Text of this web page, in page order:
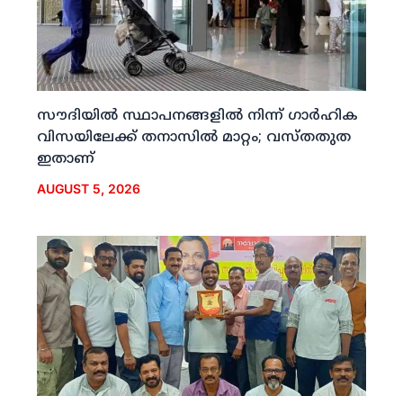
സൗദിയില്‍ സ്ഥാപനങ്ങളില്‍ നിന്ന് ഗാര്‍ഹിക
വിസയിലേക്ക് തനാസില്‍ മാറ്റം; വസ്തതുത
ഇതാണ്
AUGUST 5, 2026